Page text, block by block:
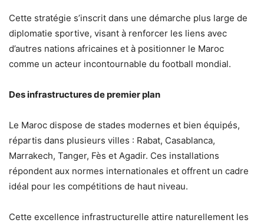
Cette stratégie s’inscrit dans une démarche plus large de
diplomatie sportive, visant à renforcer les liens avec
d’autres nations africaines et à positionner le Maroc
comme un acteur incontournable du football mondial.
Des infrastructures de premier plan
Le Maroc dispose de stades modernes et bien équipés,
répartis dans plusieurs villes : Rabat, Casablanca,
Marrakech, Tanger, Fès et Agadir. Ces installations
répondent aux normes internationales et offrent un cadre
idéal pour les compétitions de haut niveau.
Cette excellence infrastructurelle attire naturellement les